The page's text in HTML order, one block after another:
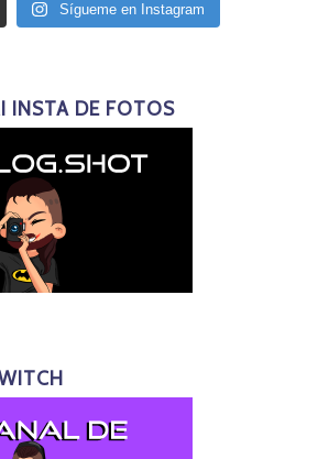
Sígueme en Instagram
INSTA DE FOTOS